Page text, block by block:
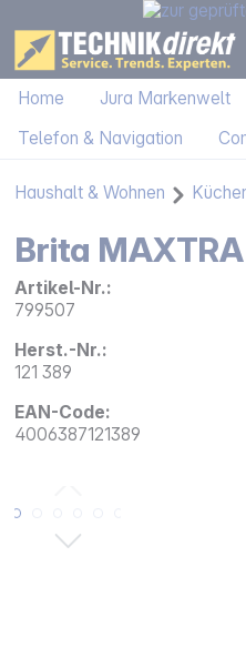
Home Jura Markenwelt
Telefon & Navigation
Haushalt & Wohnen
Brita
Artikel-Nr.:
799507
Herst.-Nr.:
121 389
EAN-Code:
4006387121389
Bildergalerie überspringen